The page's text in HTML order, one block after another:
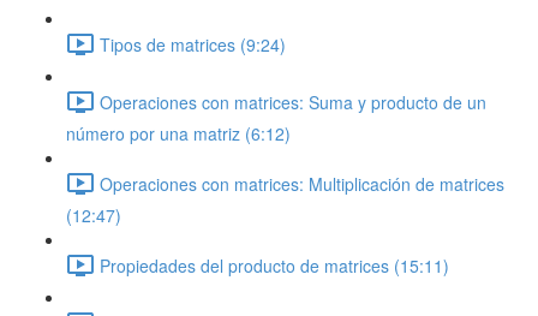
Tipos de matrices (9:24)
Operaciones con matrices: Suma y producto de un
número por una matriz (6:12)
Operaciones con matrices: Multiplicación de matrices
(12:47)
Propiedades del producto de matrices (15:11)